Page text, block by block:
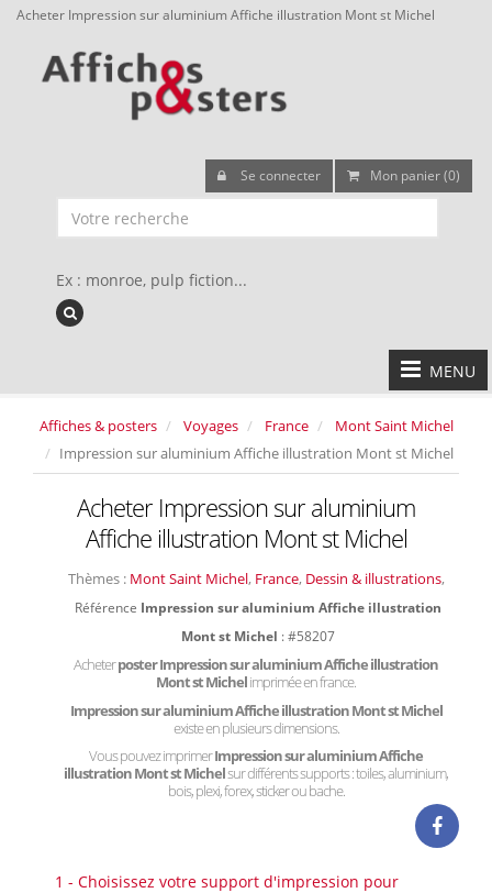
Acheter Impression sur aluminium Affiche illustration Mont st Michel
Se connecter Mon panier (0)
Ex : monroe, pulp fiction...
MENU
Affiches & posters Voyages France
Mont Saint Michel
Impression sur aluminium Affiche illustration Mont st Michel
Acheter Impression sur aluminium
Affiche illustration Mont st Michel
Thèmes : Mont Saint Michel, France, Dessin & illustrations,
Référence Impression sur aluminium Affiche illustration
Mont st Michel : #58207
Acheterposter Impression sur aluminium Affiche illustration
Mont st Michelimprimée en france.
Impression sur aluminium Affiche illustration Mont st Michel
existe en plusieurs dimensions.
Vous pouvez imprimerImpression sur aluminium Affiche
illustration Mont st Michelsur différents supports : toiles, aluminium,
bois, plexi, forex, sticker ou bache.
1 - Choisissez votre support d'impression pour